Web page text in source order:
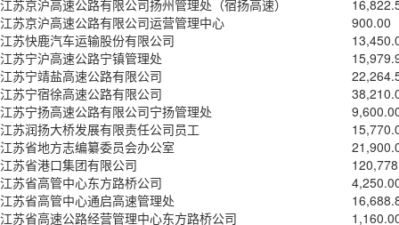
江苏京沪高速公路有限公司扬州管理处（宿扬高速）
江苏京沪高速公路有限公司运营管理中心
900.00
江苏快鹿汽车运输股份有限公司
江苏宁沪高速公路宁镇管理处
江苏宁靖盐高速公路有限公司
江苏宁宿徐高速公路有限公司
江苏宁扬高速公路有限公司宁扬管理处
江苏润扬大桥发展有限责任公司员工
江苏省地方志编纂委员会办公室
江苏省港口集团有限公司
江苏省高管中心东方路桥公司
江苏省高管中心通启高速管理处
江苏省高速公路经营管理中心东方路桥公司